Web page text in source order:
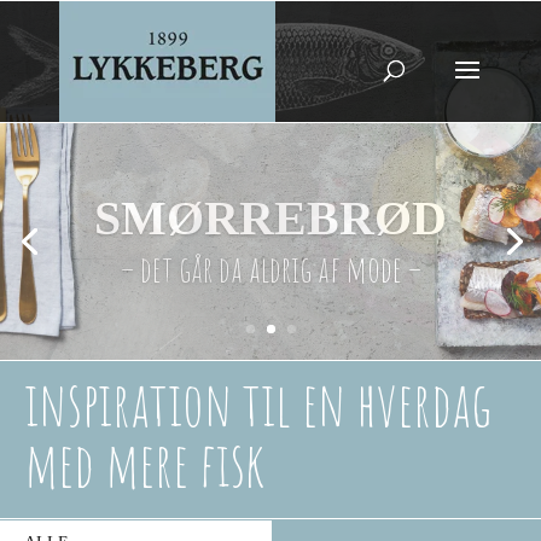
FRISK SILD
– med nye sildevarianter –
inspiration til en hverdag
med mere fisk